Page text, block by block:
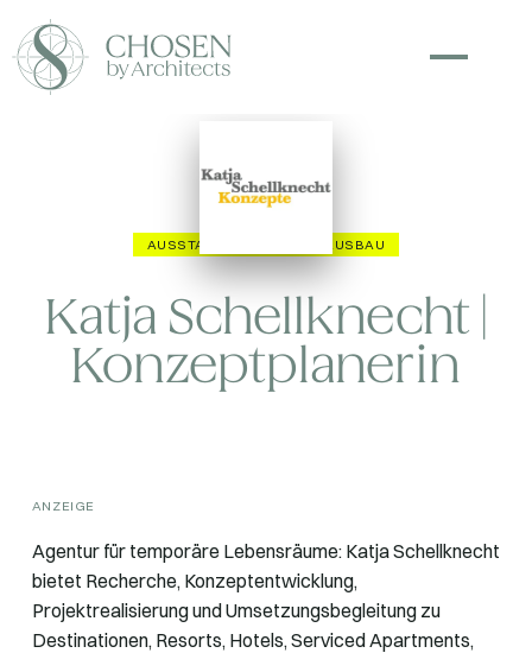
AUSSTATTUNG INNENAUSBAU
Katja Schellknecht |
Konzeptplanerin
ANZEIGE
Agentur für temporäre Lebensräume: Katja Schellknecht
bietet Recherche, Konzeptentwicklung,
Projektrealisierung und Umsetzungsbegleitung zu
Destinationen, Resorts, Hotels, Serviced Apartments,